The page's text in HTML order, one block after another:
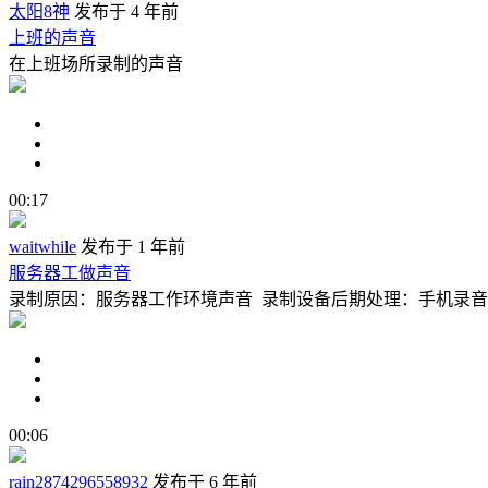
太阳8神 发布于 4 年前
上班的声音
在上班场所录制的声音
00:17
waitwhile 发布于 1 年前
服务器工做声音
录制原因：服务器工作环境声音 录制设备后期处理：手机录
00:06
rain2874296558932 发布于 6 年前